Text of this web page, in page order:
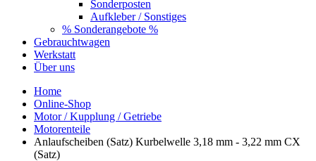
Sonderposten
Aufkleber / Sonstiges
% Sonderangebote %
Gebrauchtwagen
Werkstatt
Über uns
Home
Online-Shop
Motor / Kupplung / Getriebe
Motorenteile
Anlaufscheiben (Satz) Kurbelwelle 3,18 mm - 3,22 mm CX
(Satz)